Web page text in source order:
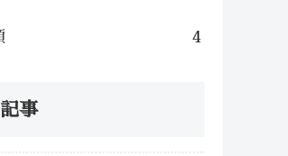
4
事